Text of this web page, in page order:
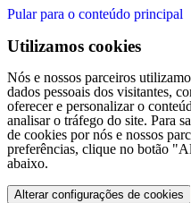
Pular para o conteúdo principal
Utilizamos cookies
Nós e nossos parceiros
dados pessoais dos visitantes,
oferecer e personalizar o
analisar o tráfego do site. Para
de cookies por nós e nossos
preferências, clique no botão
abaixo.
Alterar configurações de cookies